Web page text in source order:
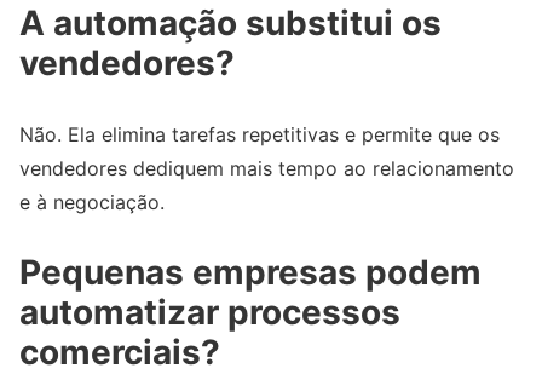
A automação substitui os
vendedores?
Não. Ela elimina tarefas repetitivas e permite que os
vendedores dediquem mais tempo ao relacionamento
e à negociação.
Pequenas empresas podem
automatizar processos
comerciais?